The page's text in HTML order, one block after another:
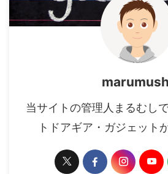
当サイトの管理人まるむし
トドアギア・ガジェット